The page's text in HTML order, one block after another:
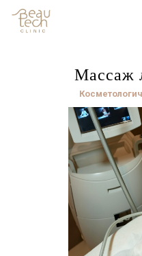
Массаж